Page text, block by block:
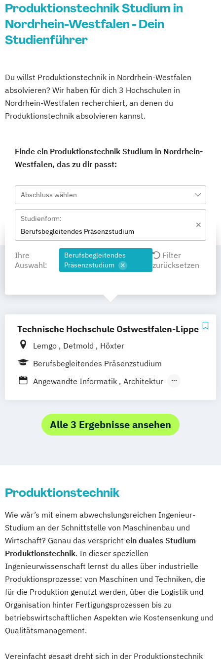
Produktionstechnik Studium in
Nordrhein-Westfalen - Dein
Studienführer
Du willst Produktionstechnik in Nordrhein-Westfalen
absolvieren? Wir haben für dich 3 Hochschulen in
Nordrhein-Westfalen recherchiert, an denen du
Produktionstechnik absolvieren kannst.
Finde ein Produktionstechnik Studium in Nordrhein-
Westfalen, das zu dir passt:
Abschluss wählen
Studienform:
Berufsbegleitendes Präsenzstudium
Ihre
Auswahl:
Berufsbegleitendes
Präsenzstudium
Filter
zurücksetzen
Technische Hochschule Ostwestfalen-Lippe
Lemgo Detmold
Höxter
Berufsbegleitendes Präsenzstudium
Angewandte Informatik
Architektur
Landschaftsbau und
Grünflächenmanagement
Technische Informatik
Waschmittel
Wirtschaftsingenieurwesen
Alle 3 Ergebnisse ansehen
Produktionstechnik
Wie wär’s mit einem abwechslungsreichen Ingenieur-
Studium an der Schnittstelle von Maschinenbau und
Wirtschaft? Genau das verspricht ein duales Studium
Produktionstechnik. In dieser speziellen
Ingenieurwissenschaft lernst du alles über industrielle
Produktionsprozesse: von Maschinen und Techniken, die
für die Produktion genutzt werden, über die Logistik und
Organisation hinter Fertigungsprozessen bis zu
betriebswirtschaftlichen Aspekten wie Kostensenkung und
Qualitätsmanagement.
Vereinfacht gesagt dreht sich in der Produktionstechnik